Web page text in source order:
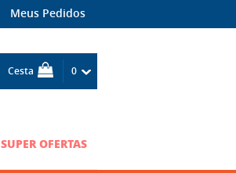
Meus Pedidos
Cesta 0
SUPER OFERTAS